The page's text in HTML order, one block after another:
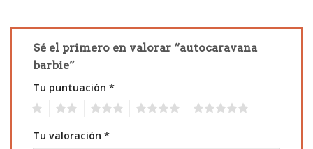
Sé el primero en valorar “autocaravana
barbie”
Tu puntuación *
Tu valoración *